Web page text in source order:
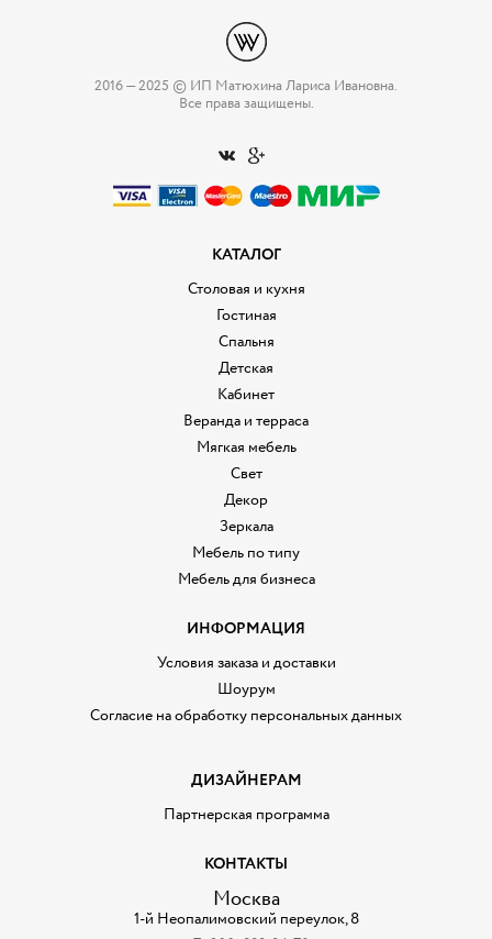
2016 — 2025 © ИП Матюхина Лариса Ивановна.
Все права защищены.
КАТАЛОГ
Столовая и кухня
Гостиная
Спальня
Детская
Кабинет
Веранда и терраса
Мягкая мебель
Свет
Декор
Зеркала
Мебель по типу
Мебель для бизнеса
ИНФОРМАЦИЯ
Условия заказа и доставки
Шоурум
Согласие на обработку персональных данных
ДИЗАЙНЕРАМ
Партнерская программа
КОНТАКТЫ
Москва
1-й Неопалимовский переулок, 8